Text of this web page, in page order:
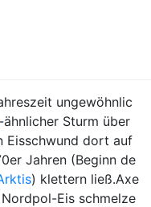
ungewöhnlic
-ähnlicher Sturm über
Eisschwund dort auf
Jahren (Beginn de
) klettern ließ.Axe
Eis schmelze